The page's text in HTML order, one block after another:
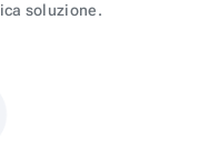
soluzione.